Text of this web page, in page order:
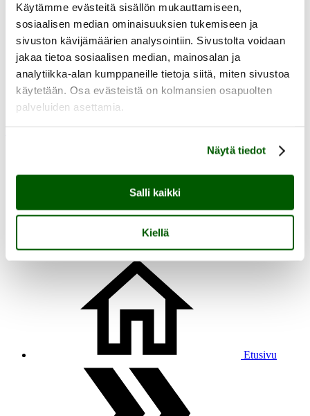
Käytämme evästeitä sisällön mukauttamiseen,
sosiaalisen median ominaisuuksien tukemiseen ja
sivuston kävijämäärien analysointiin. Sivustolta voidaan
jakaa tietoa sosiaalisen median, mainosalan ja
analytiikka-alan kumppaneille tietoja siitä, miten sivustoa
käytetään. Osa evästeistä on kolmansien osapuolten
palveluiden asettamia.
Näytä tiedot
Salli kaikki
Kiellä
Uutiset
Etusivu